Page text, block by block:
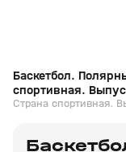
Баскетбол.
спортивная.
Страна спортивная.